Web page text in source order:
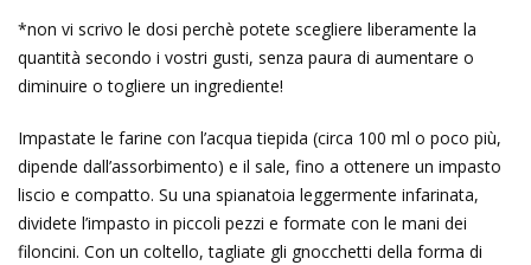
*non vi scrivo le dosi perchè potete scegliere liberamente la
quantità secondo i vostri gusti, senza paura di aumentare o
diminuire o togliere un ingrediente!
Impastate le farine con l’acqua tiepida (circa 100 ml o poco più,
dipende dall’assorbimento) e il sale, fino a ottenere un impasto
liscio e compatto. Su una spianatoia leggermente infarinata,
dividete l’impasto in piccoli pezzi e formate con le mani dei
filoncini. Con un coltello, tagliate gli gnocchetti della forma di